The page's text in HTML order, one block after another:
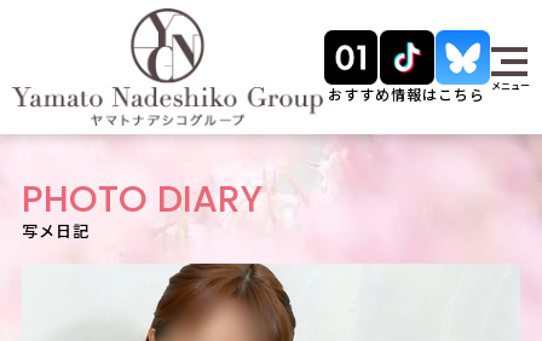
おすすめ情報はこちら メニュー
PHOTO DIARY
写メ日記